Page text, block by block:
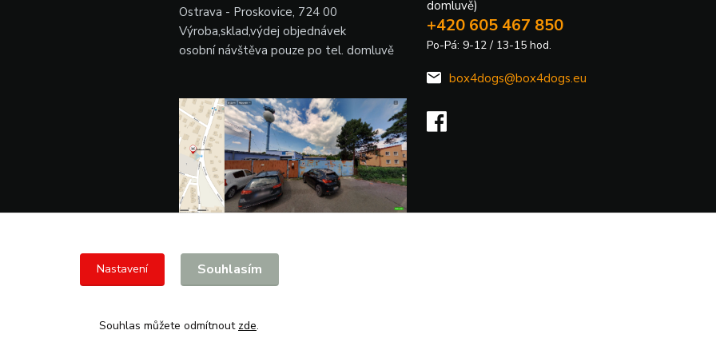
Ostrava - Proskovice, 724 00
Výroba,sklad,výdej objednávek
osobní návštěva pouze po tel. domluvě
domluvě)
+420 605 467 850
Po-Pá: 9-12 / 13-15 hod.
box4dogs@box4dogs.eu
Nastavení Souhlasím
Souhlas můžete odmítnout zde.